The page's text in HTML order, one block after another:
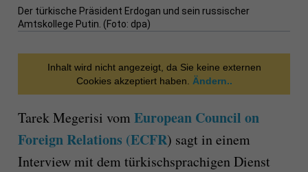
Der türkische Präsident Erdogan und sein russischer
Amtskollege Putin. (Foto: dpa)
Inhalt wird nicht angezeigt, da Sie keine externen
Cookies akzeptiert haben.
Ändern..
Tarek Megerisi vom European Council on
Foreign Relations (ECFR) sagt in einem
Interview mit dem türkischsprachigen Dienst